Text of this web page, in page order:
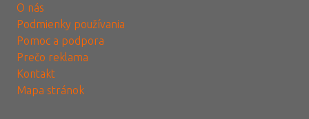
O nás
Podmienky používania
Pomoc a podpora
Prečo reklama
Kontakt
Mapa stránok